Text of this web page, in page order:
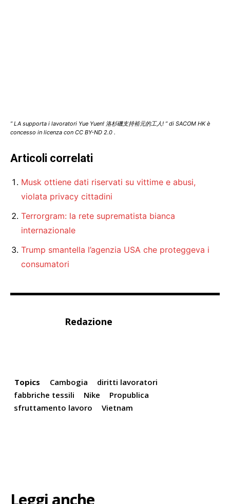
” LA supporta i lavoratori Yue Yuen! 洛杉磯支持裕元的工人! ” di SACOM HK è
concesso in licenza con CC BY-ND 2.0 .
Articoli correlati
Musk ottiene dati riservati su vittime e abusi,
violata privacy cittadini
Terrorgram: la rete suprematista bianca
internazionale
Trump smantella l’agenzia USA che proteggeva i
consumatori
Redazione
Topics Cambogia
diritti lavoratori
fabbriche tessili​
Nike
Propublica
sfruttamento lavoro
Vietnam
Leggi anche